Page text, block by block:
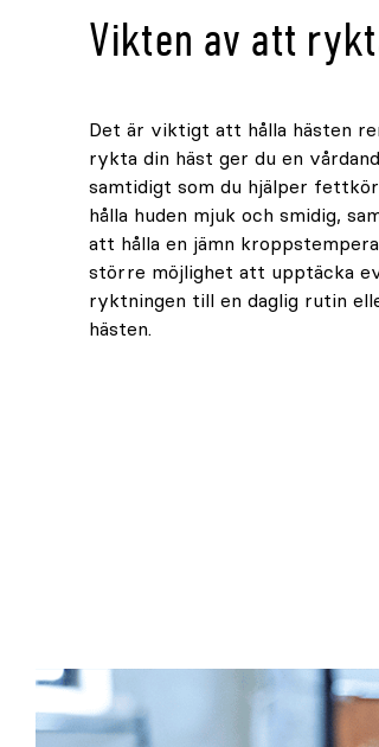
Vikten av att
Det är viktigt att hålla hästen
rykta din häst ger du en
samtidigt som du hjälper
hålla huden mjuk och smidig,
att hålla en jämn
större möjlighet att upptäcka
ryktningen till en daglig rutin
hästen.